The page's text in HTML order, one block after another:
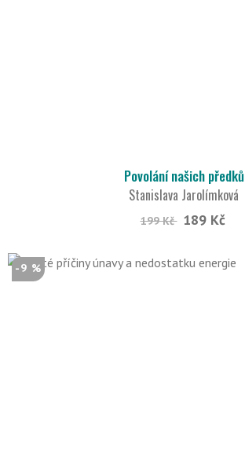
Povolání našich předků
Stanislava Jarolímková
199 Kč 189 Kč
-9 %